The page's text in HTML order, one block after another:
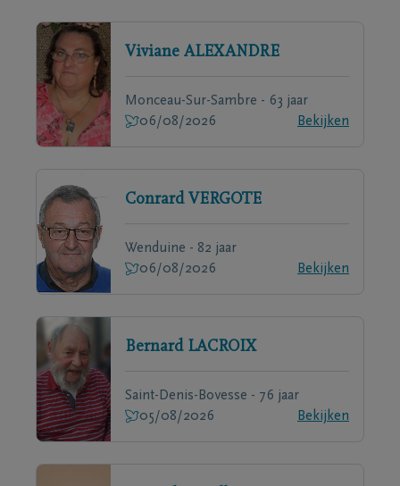
Viviane ALEXANDRE
Monceau-Sur-Sambre - 63 jaar
06/08/2026
Bekijken
Conrard VERGOTE
Wenduine - 82 jaar
06/08/2026
Bekijken
Bernard LACROIX
Saint-Denis-Bovesse - 76 jaar
05/08/2026
Bekijken